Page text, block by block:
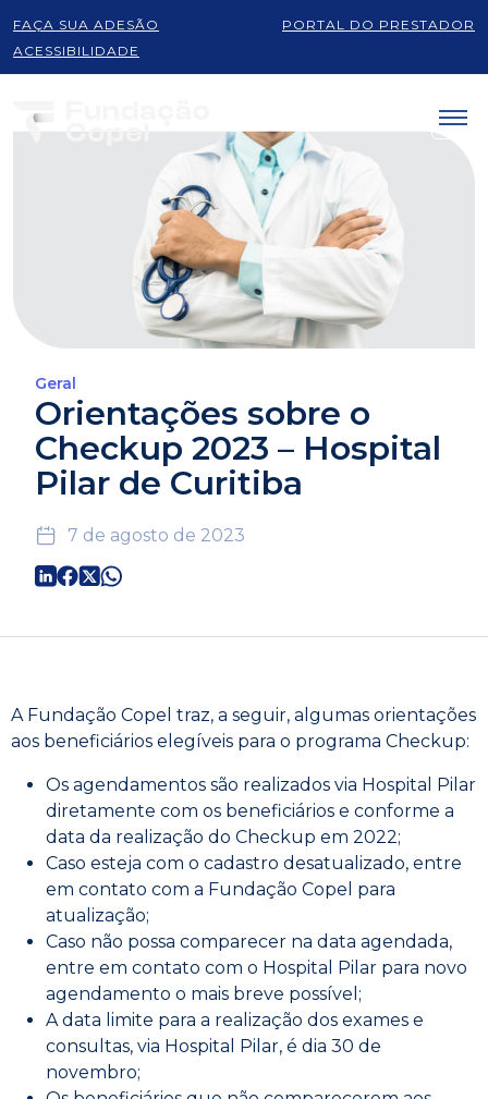
FAÇA SUA ADESÃO
PORTAL DO PRESTADOR
ACESSIBILIDADE
Geral
Orientações sobre o
Checkup 2023 – Hospital
Pilar de Curitiba
7 de agosto de 2023
A Fundação Copel traz, a seguir, algumas orientações
aos beneficiários elegíveis para o programa Checkup:
Os agendamentos são realizados via Hospital Pilar
diretamente com os beneficiários e conforme a
data da realização do Checkup em 2022;
Caso esteja com o cadastro desatualizado, entre
em contato com a Fundação Copel para
atualização;
Caso não possa comparecer na data agendada,
entre em contato com o Hospital Pilar para novo
agendamento o mais breve possível;
A data limite para a realização dos exames e
consultas, via Hospital Pilar, é dia 30 de
novembro;